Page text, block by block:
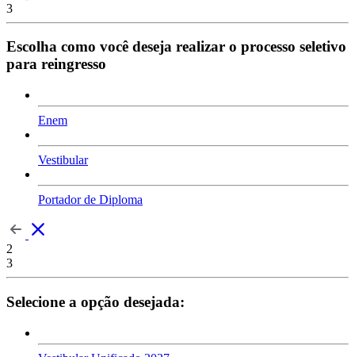
3
Escolha como você deseja realizar o processo seletivo
para reingresso
Enem
Vestibular
Portador de Diploma
2
3
Selecione a opção desejada: